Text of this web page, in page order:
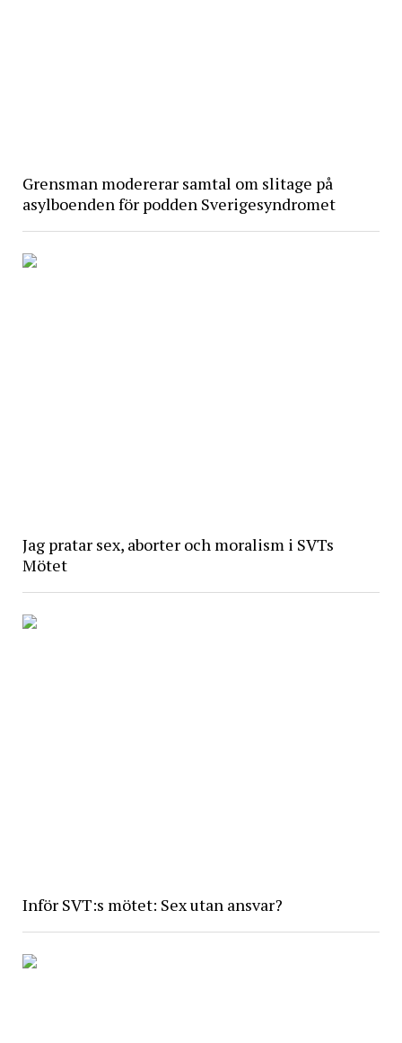
Grensman modererar samtal om slitage på
asylboenden för podden Sverigesyndromet
Jag pratar sex, aborter och moralism i SVTs
Mötet
Inför SVT:s mötet: Sex utan ansvar?